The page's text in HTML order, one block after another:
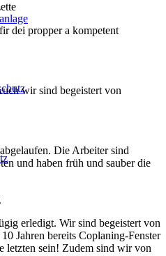
dei propper a kompetent
wir sind begeistert von
Die Arbeiter sind
und haben früh und sauber die
erledigt. Wir sind begeistert von
Jahren bereits Coplaning-Fenster
letzten sein! Zudem sind wir von